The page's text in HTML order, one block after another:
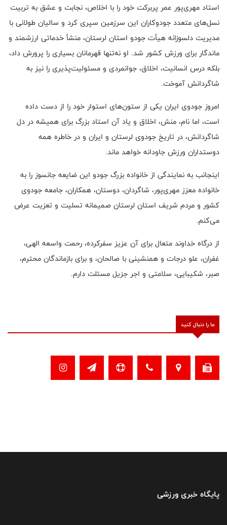
استاد مهری‌پور عمر پربرکت خود را با اخلاص، نجابت و عشق به تربیت
نسل‌های متعدد جودوکاران این سرزمین سپری کرد و سالیان طولانی با
مدیریت دلسوزانه هیأت جودو استان لرستان، منشأ خدماتی ارزشمند و
ماندگار برای ورزش کشور شد. او نه‌تنها قهرمانان بسیاری را پرورش داد،
بلکه درس انسانیت، اخلاق، جوانمردی و مسئولیت‌پذیری را نیز به
شاگردانش آموخت.
امروز جودوی ایران یکی از ستون‌های استوار خود را از دست داده
است، اما نام، منش، اخلاق و یاد آن استاد بزرگ برای همیشه در دل
شاگردانش، در تاریخ جودوی لرستان و ایران و در خاطره همه
دوستداران ورزش جاودانه خواهد ماند.
اینجانب به نمایندگی از خانواده بزرگ جودو این ضایعه جانسوز را به
خانواده معزز مهری‌پور، شاگردان، دوستان، همکاران، جامعه جودوی
کشور و مردم شریف استان لرستان صمیمانه تسلیت و تعزیت عرض
می‌کنم.
از درگاه خداوند متعال برای آن عزیز سفرکرده، رحمت واسعه الهی،
غفران، علو درجات و همنشینی با صالحان، و برای بازماندگان محترم،
صبر، شکیبایی، سلامتی و اجر جزیل مسئلت دارم.
ما را دنبال کنید
پایگاه خبری ورزشی